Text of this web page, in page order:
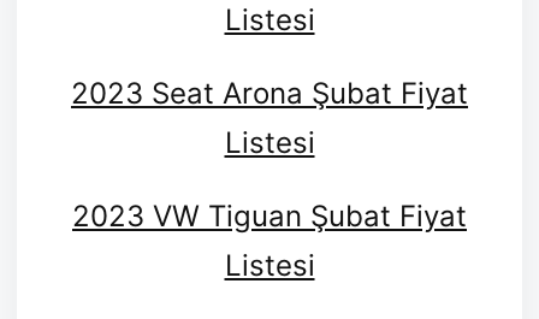
Listesi
2023 Seat Arona Şubat Fiyat
Listesi
2023 VW Tiguan Şubat Fiyat
Listesi